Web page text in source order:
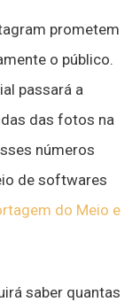
prometem
o público.
passará a
das fotos na
números
de softwares
do Meio e
saber quantas